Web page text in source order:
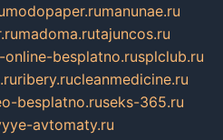
modopaper.rumanunae.ru
madoma.rutajuncos.ru
online-besplatno.rusplclub.ru
ribery.rucleanmedicine.ru
besplatno.ruseks-365.ru
avtomaty.ru